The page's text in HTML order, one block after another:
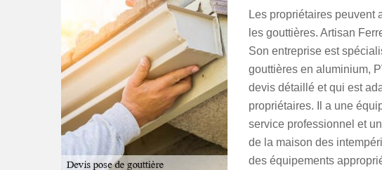
Les propriétaires peuvent
les gouttières. Artisan
Son entreprise est
gouttières en aluminium,
devis détaillé et qui est
propriétaires. Il a une
service professionnel et
de la maison des
des équipements